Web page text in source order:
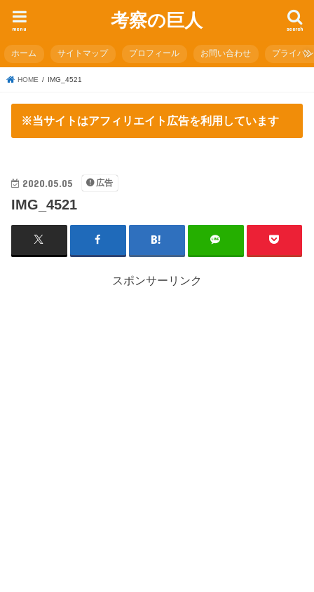
考察の巨人 search
menu
ホーム サイトマップ プロフィール お問い合わせ プライバ
HOME IMG_4521
※当サイトはアフィリエイト広告を利用しています
2020.05.05 広告
IMG_4521
スポンサーリンク